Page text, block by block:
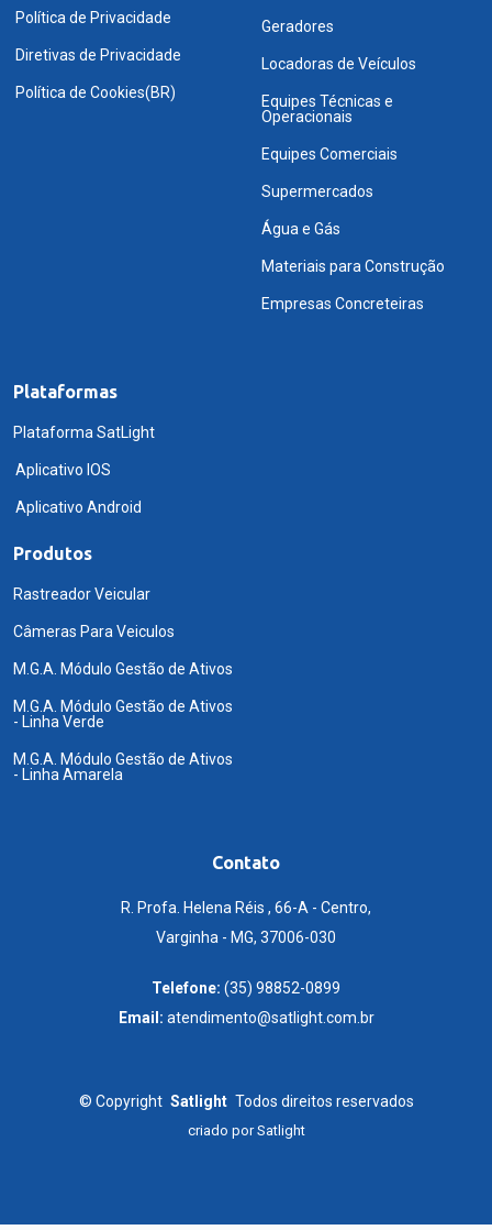
Política de Privacidade
Diretivas de Privacidade
Política de Cookies(BR)
Geradores
Locadoras de Veículos
Equipes Técnicas e
Operacionais
Equipes Comerciais
Supermercados
Água e Gás
Materiais para Construção
Empresas Concreteiras
Plataformas
Plataforma SatLight
Aplicativo IOS
Aplicativo Android
Produtos
Rastreador Veicular
Câmeras Para Veiculos
M.G.A. Módulo Gestão de Ativos
M.G.A. Módulo Gestão de Ativos
- Linha Verde
M.G.A. Módulo Gestão de Ativos
- Linha Amarela
Contato
R. Profa. Helena Réis , 66-A - Centro,
Varginha - MG, 37006-030
Telefone: (35) 98852-0899
Email: atendimento@satlight.com.br
© Copyright Satlight Todos direitos reservados
criado porSatlight